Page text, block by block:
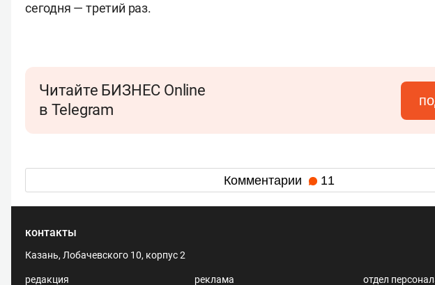
сегодня — третий раз.
Читайте БИЗНЕС Online
в Telegram
Комментарии 11
контакты
Казань, Лобачевского 10, корпус 2
редакция реклама отдел